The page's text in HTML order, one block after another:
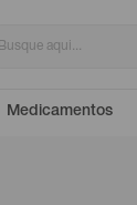
Medicamentos